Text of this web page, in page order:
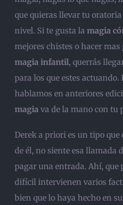
que quieras llevar tu
nivel. Si te gusta la magia
mejores chistes o hacer mas
magia infantil, querrás
para los que estes actuando.
hablamos en anteriores
magia va de la mano con tu
Derek a priori es un tipo que
de él, no siente esa llamada
pagar una entrada. Ahí, que
difícil intervienen varios
bien que lo haya hecho en